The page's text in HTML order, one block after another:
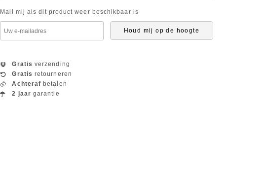
Mail mij als dit product weer beschikbaar is
Houd mij op de hoogte
Gratis verzending
Gratis retourneren
Achteraf betalen
2 jaar garantie